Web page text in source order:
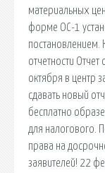
материальных
форме ОС-1
постановлением.
отчетности
октября в центр
сдавать новый
бесплатно
для налогового.
права на
заявителей! 22